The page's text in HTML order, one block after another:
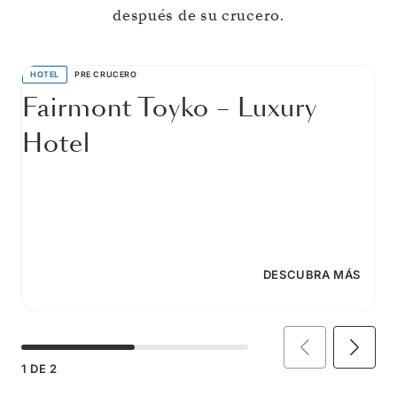
después de su crucero.
HOTEL PRE CRUCERO
Fairmont Toyko – Luxury
Hotel
DESCUBRA MÁS
1 DE 2